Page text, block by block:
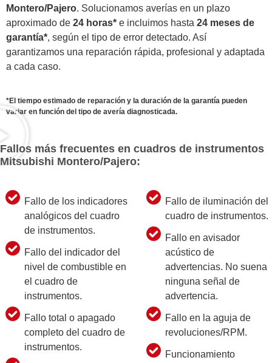
Montero/Pajero. Solucionamos averías en un plazo
aproximado de 24 horas* e incluimos hasta 24 meses de
garantía*, según el tipo de error detectado. Así
garantizamos una reparación rápida, profesional y adaptada
a cada caso.
*El tiempo estimado de reparación y la duración de la garantía pueden
variar en función del tipo de avería diagnosticada.
Fallos más frecuentes en cuadros de instrumentos
Mitsubishi Montero/Pajero:
Fallo de los indicadores
analógicos del cuadro
de instrumentos.
Fallo del indicador del
nivel de combustible en
el cuadro de
instrumentos.
Fallo total o apagado
completo del cuadro de
instrumentos.
Fallo de iluminación del
cuadro de instrumentos.
Fallo en avisador
acústico de
advertencias. No suena
ninguna señal de
advertencia.
Fallo en la aguja de
revoluciones/RPM.
Funcionamiento